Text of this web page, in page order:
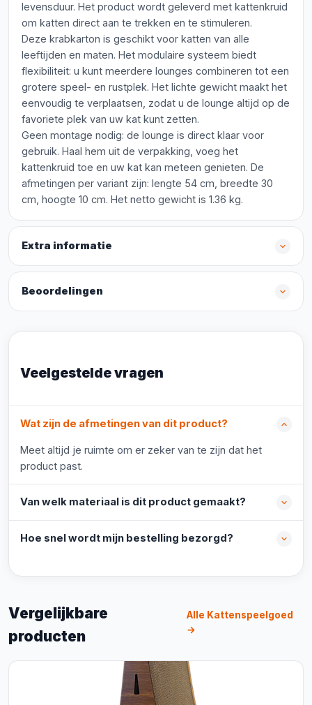
levensduur. Het product wordt geleverd met kattenkruid
om katten direct aan te trekken en te stimuleren.
Deze krabkarton is geschikt voor katten van alle
leeftijden en maten. Het modulaire systeem biedt
flexibiliteit: u kunt meerdere lounges combineren tot een
grotere speel- en rustplek. Het lichte gewicht maakt het
eenvoudig te verplaatsen, zodat u de lounge altijd op de
favoriete plek van uw kat kunt zetten.
Geen montage nodig: de lounge is direct klaar voor
gebruik. Haal hem uit de verpakking, voeg het
kattenkruid toe en uw kat kan meteen genieten. De
afmetingen per variant zijn: lengte 54 cm, breedte 30
cm, hoogte 10 cm. Het netto gewicht is 1.36 kg.
Extra informatie
Beoordelingen
Veelgestelde vragen
Wat zijn de afmetingen van dit product?
Meet altijd je ruimte om er zeker van te zijn dat het
product past.
Van welk materiaal is dit product gemaakt?
Hoe snel wordt mijn bestelling bezorgd?
Vergelijkbare
producten
Alle Kattenspeelgoed
→